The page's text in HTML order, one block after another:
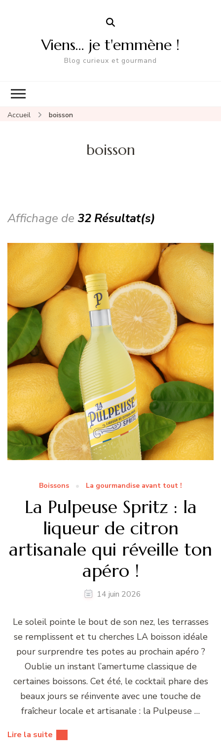
Viens… je t'emmène !
Blog curieux et gourmand
Accueil boisson
boisson
Affichage de 32 Résultat(s)
Boissons La gourmandise avant tout !
La Pulpeuse Spritz : la
liqueur de citron
artisanale qui réveille ton
apéro !
14 juin 2026
Le soleil pointe le bout de son nez, les terrasses
se remplissent et tu cherches LA boisson idéale
pour surprendre tes potes au prochain apéro ?
Oublie un instant l’amertume classique de
certaines boissons. Cet été, le cocktail phare des
beaux jours se réinvente avec une touche de
fraîcheur locale et artisanale : la Pulpeuse …
Lire la suite